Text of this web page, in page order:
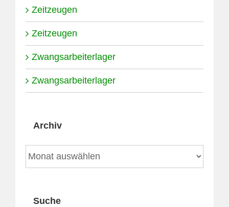
Zeitzeugen
Zeitzeugen
Zwangsarbeiterlager
Zwangsarbeiterlager
Archiv
Archiv
Suche